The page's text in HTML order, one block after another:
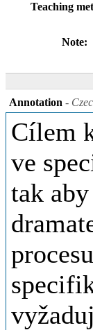
Teaching
Note:
Annotation -
Cílem
ve
tak